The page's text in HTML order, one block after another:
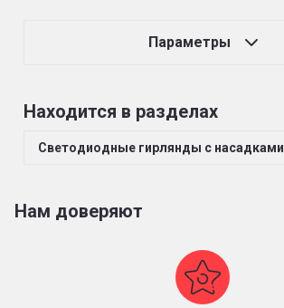
Параметры
Находится в разделах
Светодиодные гирлянды с насадками
Нам доверяют